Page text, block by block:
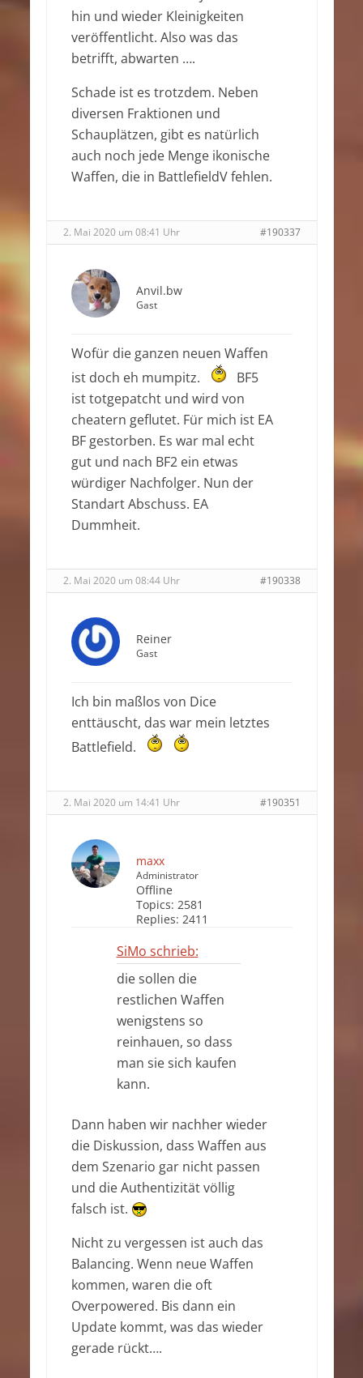
hin und wieder Kleinigkeiten
veröffentlicht. Also was das
betrifft, abwarten ….
Schade ist es trotzdem. Neben
diversen Fraktionen und
Schauplätzen, gibt es natürlich
auch noch jede Menge ikonische
Waffen, die in BattlefieldV fehlen.
2. Mai 2020 um 08:41 Uhr #190337
Anvil.bw
Gast
Wofür die ganzen neuen Waffen
ist doch eh mumpitz.
BF5
ist totgepatcht und wird von
cheatern geflutet. Für mich ist EA
BF gestorben. Es war mal echt
gut und nach BF2 ein etwas
würdiger Nachfolger. Nun der
Standart Abschuss. EA
Dummheit.
2. Mai 2020 um 08:44 Uhr #190338
Reiner
Gast
Ich bin maßlos von Dice
enttäuscht, das war mein letztes
Battlefield.
2. Mai 2020 um 14:41 Uhr #190351
maxx
Administrator
Offline
Topics: 2581
Replies: 2411
SiMo schrieb:
die sollen die
restlichen Waffen
wenigstens so
reinhauen, so dass
man sie sich kaufen
kann.
Dann haben wir nachher wieder
die Diskussion, dass Waffen aus
dem Szenario gar nicht passen
und die Authentizität völlig
falsch ist.
Nicht zu vergessen ist auch das
Balancing. Wenn neue Waffen
kommen, waren die oft
Overpowered. Bis dann ein
Update kommt, was das wieder
gerade rückt….